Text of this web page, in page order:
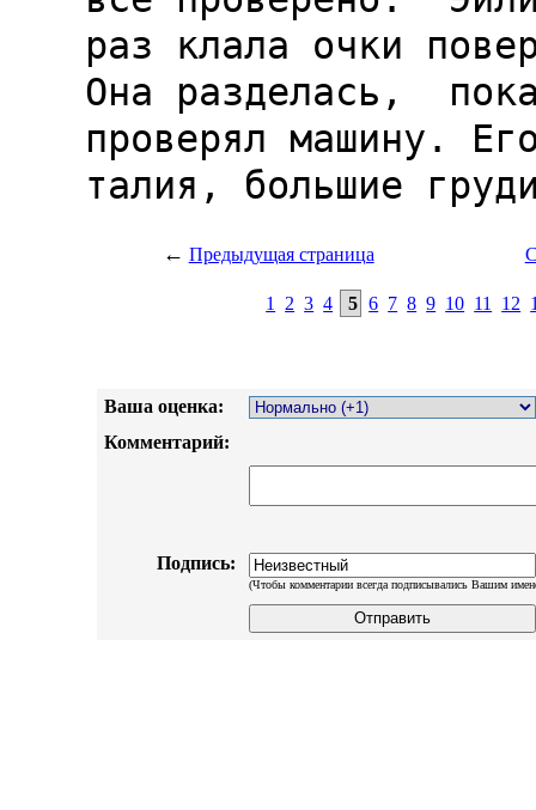
← Предыдущая страница
1 2 3 4 5 6 7 8 9 10 11 12
Ваша оценка:
Комментарий:
Подпись:
(Чтобы комментарии всегда подписывались Вашим